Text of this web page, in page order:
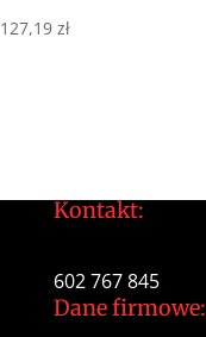
127,19 zł
Kontakt:
602 767 845
Dane firmowe: